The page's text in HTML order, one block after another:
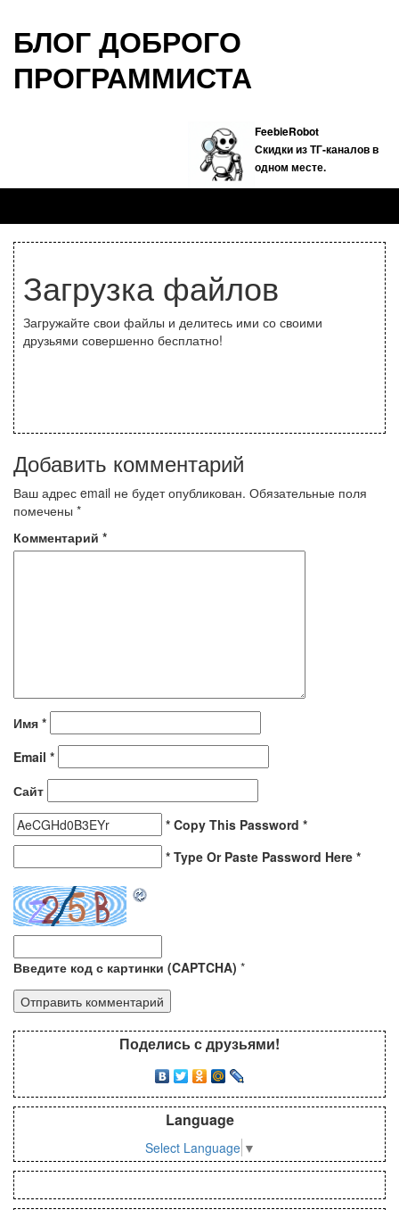
БЛОГ ДОБРОГО
ПРОГРАММИСТА
FeebieRobot
Скидки из ТГ-каналов в
одном месте.
Загрузка файлов
Загружайте свои файлы и делитесь ими со своими
друзьями совершенно бесплатно!
Добавить комментарий
Ваш адрес email не будет опубликован. Обязательные поля
помечены *
Комментарий *
Имя *
Email *
Сайт
* Copy This Password *
* Type Or Paste Password Here *
Введите код с картинки (CAPTCHA) *
Поделись с друзьями!
Language
Select Language ▼